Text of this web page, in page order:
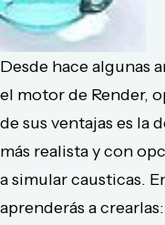
Desde hace algunas
el motor de Render,
de sus ventajas es la
más realista y con
a simular causticas.
aprenderás a crearlas: